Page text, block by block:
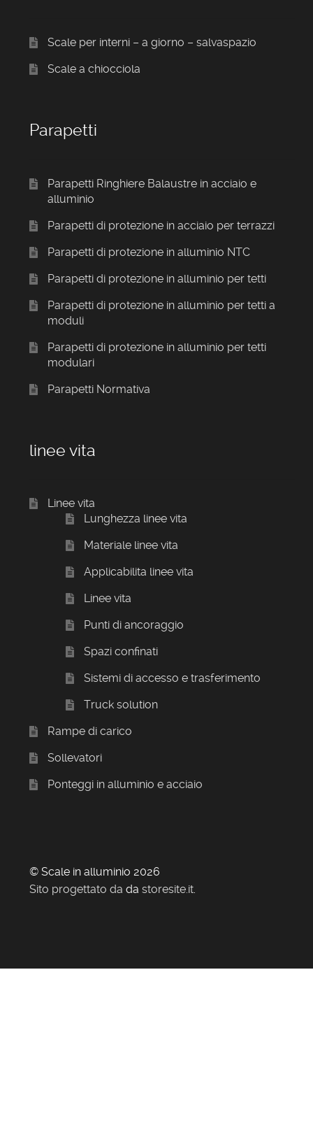
Scale per interni – a giorno – salvaspazio
Scale a chiocciola
Parapetti
Parapetti Ringhiere Balaustre in acciaio e
alluminio
Parapetti di protezione in acciaio per terrazzi
Parapetti di protezione in alluminio NTC
Parapetti di protezione in alluminio per tetti
Parapetti di protezione in alluminio per tetti a
moduli
Parapetti di protezione in alluminio per tetti
modulari
Parapetti Normativa
linee vita
Linee vita
Lunghezza linee vita
Materiale linee vita
Applicabilita linee vita
Linee vita
Punti di ancoraggio
Spazi confinati
Sistemi di accesso e trasferimento
Truck solution
Rampe di carico
Sollevatori
Ponteggi in alluminio e acciaio
© Scale in alluminio 2026
Sito progettato da da storesite.it.